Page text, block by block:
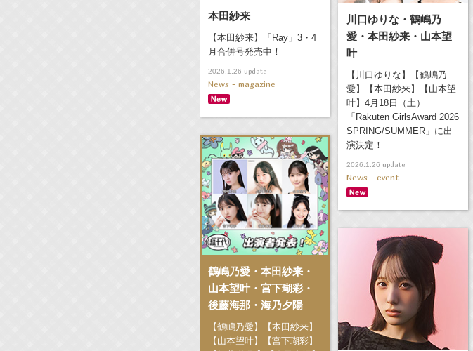
本田紗来
【本田紗来】「Ray」3・4
月合併号発売中！
2026.1.26 update
News - magazine
川口ゆりな・鶴嶋乃
愛・本田紗来・山本望
叶
【川口ゆりな】【鶴嶋乃
愛】【本田紗来】【山本望
叶】4月18日（土）
「Rakuten GirlsAward 2026
SPRING/SUMMER」に出
演決定！
2026.1.26 update
News - event
鶴嶋乃愛・本田紗来・
山本望叶・宮下瑚彩・
後藤海那・海乃夕陽
【鶴嶋乃愛】【本田紗来】
【山本望叶】【宮下瑚彩】